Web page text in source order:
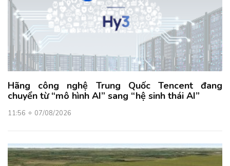
Hãng công nghệ Trung Quốc Tencent đang
chuyển từ “mô hình AI” sang “hệ sinh thái AI”
11:56 07/08/2026